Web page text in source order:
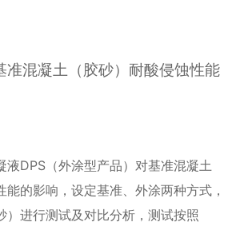
准混凝土（胶砂）耐酸侵蚀性能
液DPS （外涂型产品）对基准混凝土
能的影响，设定基准、外涂两种方式，
）进行测试及对比分析，测试按照